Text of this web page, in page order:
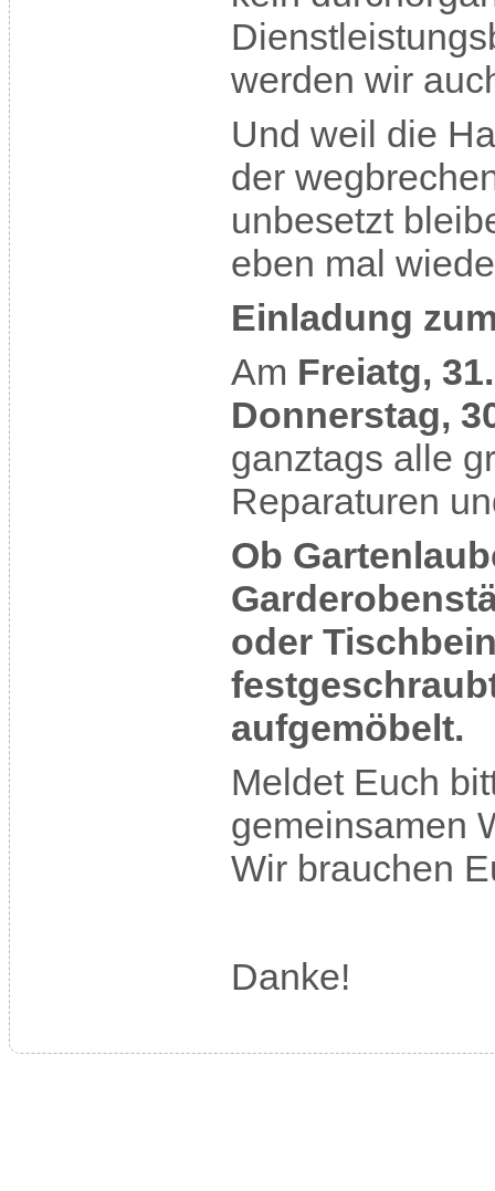
werden wir
Und weil die
der
unbesetzt
eben mal
Einladung
Am Freiatg,
Donnerstag,
ganztags alle
Reparaturen
Ob
oder
aufgemöbelt.
Meldet Euch
gemeinsamen
Wir brauchen
Danke!